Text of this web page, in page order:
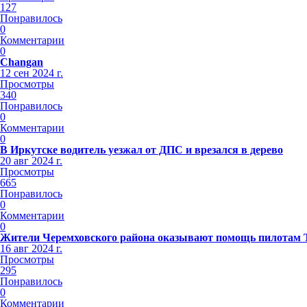
127
Понравилось
0
Комментарии
0
Changan
12 сен 2024 г.
Просмотры
340
Понравилось
0
Комментарии
0
В Иркутске водитель уезжал от ДПС и врезался в дерево
20 авг 2024 г.
Просмотры
665
Понравилось
0
Комментарии
0
Жители Черемховского района оказывают помощь
16 авг 2024 г.
Просмотры
295
Понравилось
0
Комментарии